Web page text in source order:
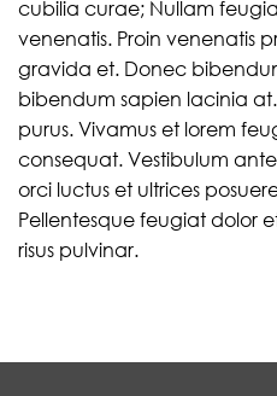
cubilia curae; Nullam
venenatis. Proin venenatis
gravida et. Donec
bibendum sapien lacinia
purus. Vivamus et lorem
consequat. Vestibulum
orci luctus et ultrices
Pellentesque feugiat dolor
risus pulvinar.